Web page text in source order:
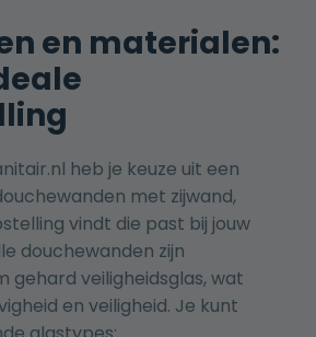
en materialen:
heb je keuze uit een
met zijwand,
vindt die past bij jouw
douchewanden zijn
gehard veiligheidsglas, wat
en veiligheid. Je kunt